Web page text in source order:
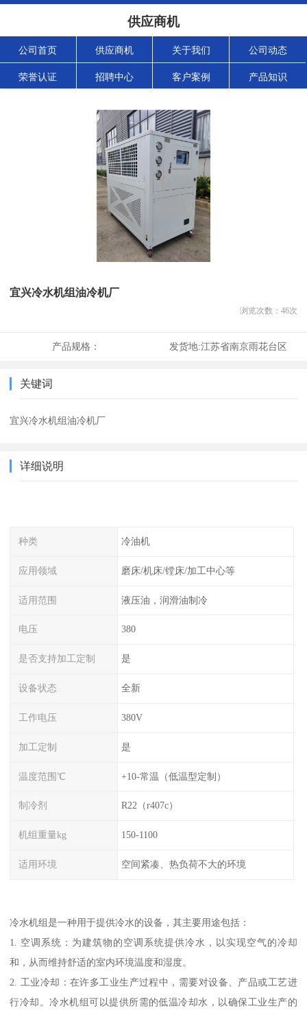
供应商机
公司首页 供应商机 关于我们 公司动态
荣誉认证 招聘中心 客户案例 产品知识
宜兴冷水机组油冷机厂
浏览次数： 46次
产品规格： 发货地:江苏省南京雨花台区
关键词
宜兴冷水机组油冷机厂
详细说明
种类 冷油机
应用领域 磨床/机床/镗床/加工中心等
适用范围 液压油，润滑油制冷
电压 380
是否支持加工定制 是
设备状态 全新
工作电压 380V
加工定制 是
温度范围℃ +10-常温（低温型定制）
制冷剂 R22（r407c）
机组重量kg 150-1100
适用环境 空间紧凑、热负荷不大的环境
冷水机组是一种用于提供冷水的设备，其主要用途包括：
1. 空调系统：为建筑物的空调系统提供冷水，以实现空气的冷却
和，从而维持舒适的室内环境温度和湿度。
2. 工业冷却：在许多工业生产过程中，需要对设备、产品或工艺进
行冷却。冷水机组可以提供所需的低温冷却水，以确保工业生产的